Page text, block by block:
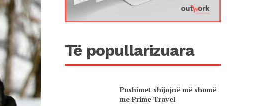
Të popullarizuara
Pushimet shijojnë më shumë
me Prime Travel